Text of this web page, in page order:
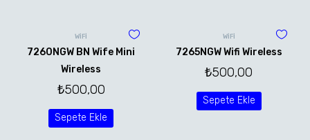
WİFİ
7260NGW BN Wife Mini
Wireless
₺500,00
Sepete Ekle
WİFİ
7265NGW Wifi Wireless
₺500,00
Sepete Ekle